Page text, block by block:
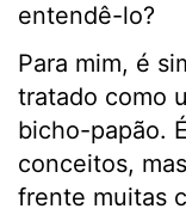
entendê-lo?
Para mim, é
tratado como
bicho-papão.
conceitos,
frente muitas